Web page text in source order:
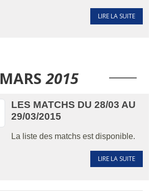
LIRE LA SUITE
MARS 2015
LES MATCHS DU 28/03 AU
29/03/2015
La liste des matchs est disponible.
LIRE LA SUITE